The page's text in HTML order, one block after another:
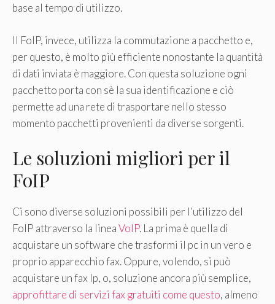
base al tempo di utilizzo.
Il FoIP, invece, utilizza la commutazione a pacchetto e,
per questo, è molto più efficiente nonostante la quantità
di dati inviata è maggiore. Con questa soluzione ogni
pacchetto porta con sè la sua identificazione e ciò
permette ad una rete di trasportare nello stesso
momento pacchetti provenienti da diverse sorgenti.
Le soluzioni migliori per il
FoIP
Ci sono diverse soluzioni possibili per l’utilizzo del
FoIP attraverso la lineaVoIP. La prima è quella di
acquistare un software che trasformi il pc in un vero e
proprio apparecchio fax. Oppure, volendo, si può
acquistare un fax Ip, o, soluzione ancora più semplice,
approfittare di servizi fax gratuiti come questo, almeno